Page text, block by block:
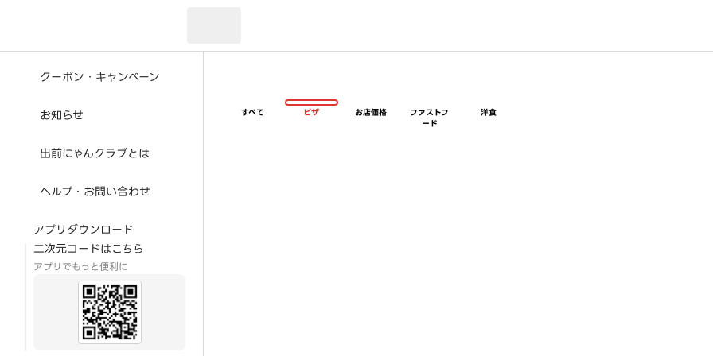
クーポン・キャンペーン
お知らせ
出前にゃんクラブとは
ヘルプ・お問い合わせ
アプリダウンロード
二次元コードはこちら
アプリでもっと便利に
すべて ピザ お店価格
ファストフ
ード
洋食